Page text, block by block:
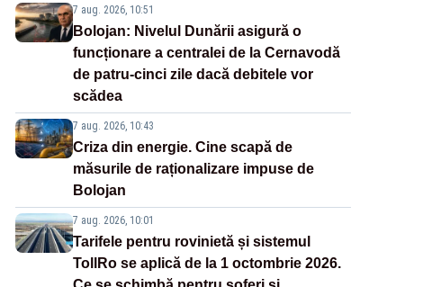
7 aug. 2026, 10:51
Bolojan: Nivelul Dunării asigură o
funcționare a centralei de la Cernavodă
de patru-cinci zile dacă debitele vor
scădea
7 aug. 2026, 10:43
Criza din energie. Cine scapă de
măsurile de raționalizare impuse de
Bolojan
7 aug. 2026, 10:01
Tarifele pentru rovinietă și sistemul
TollRo se aplică de la 1 octombrie 2026.